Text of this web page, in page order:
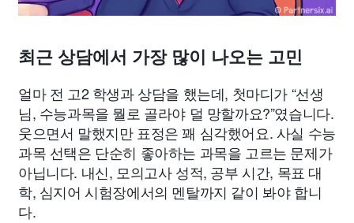
최근 상담에서 가장 많이 나오는 고민
얼마 전 고2 학생과 상담을 했는데, 첫마디가 “선생
님, 수능과목을 뭘로 골라야 덜 망할까요?”였습니다.
웃으면서 말했지만 표정은 꽤 심각했어요. 사실 수능
과목 선택은 단순히 좋아하는 과목을 고르는 문제가
아닙니다. 내신, 모의고사 성적, 공부 시간, 목표 대
학, 심지어 시험장에서의 멘탈까지 같이 봐야 합니
다.